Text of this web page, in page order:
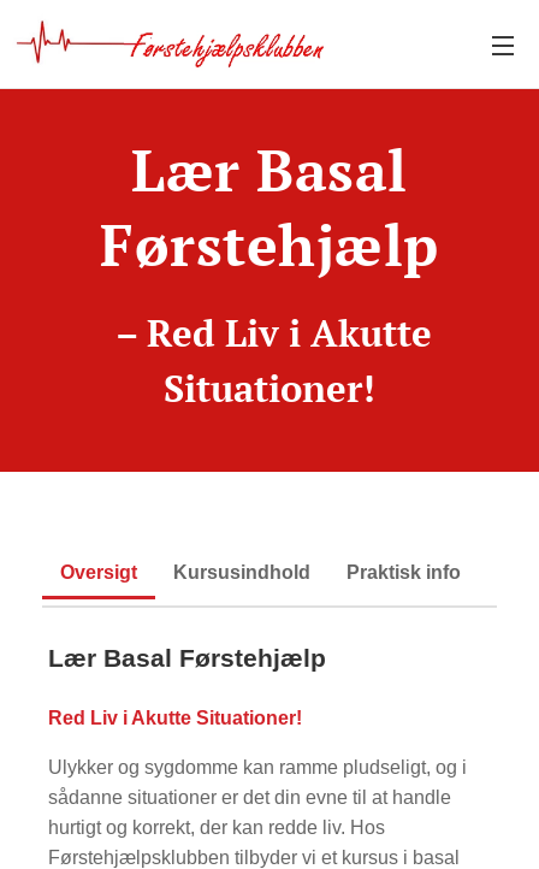
Lær Basal
Førstehjælp
– Red Liv i Akutte
Situationer!
Oversigt Kursusindhold Praktisk info
Lær Basal Førstehjælp
Red Liv i Akutte Situationer!
Ulykker og sygdomme kan ramme pludseligt, og i
sådanne situationer er det din evne til at handle
hurtigt og korrekt, der kan redde liv. Hos
Førstehjælpsklubben tilbyder vi et kursus i basal